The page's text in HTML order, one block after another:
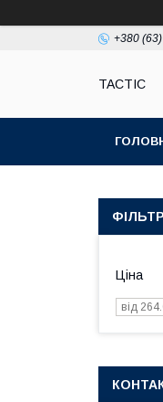
+380
TACTIC
Ціна